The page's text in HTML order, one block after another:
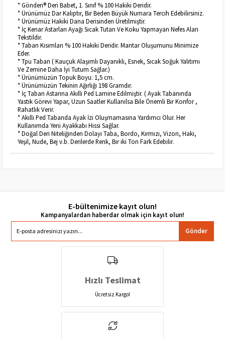
* Gönderi® Deri Babet, 1. Sınıf % 100 Hakiki Deridir.
* Ürünümüz Dar Kalıptır, Bir Beden Büyük Numara Tercih Edebilirsiniz.
* Ürünümüz Hakiki Dana Derisinden Üretilmiştir.
* İç Kenar Astarları Ayağı Sıcak Tutan Ve Koku Yapmayan Nefes Alan
Tekstildir.
* Taban Kısımları % 100 Hakiki Deridir. Mantar Oluşumunu Minimize
Eder.
* Tpu Taban ( Kauçuk Alaşımlı Dayanıklı, Esnek, Sıcak Soğuk Yalıtımı
Ve Zemine Daha İyi Tutum Sağlar.)
* Ürünümüzün Topuk Boyu: 1,5 cm.
* Ürünümüzün Tekinin Ağırlığı 198 Gramdır.
* İç Taban Astarına Akıllı Ped Lamine Edilmiştir. ( Ayak Tabanında
Yastık Görevi Yapar, Uzun Saatler Kullanılsa Bile Önemli Bir Konfor ,
Rahatlık Verir.
* Akıllı Ped Tabanda Ayak İzi Oluşmamasına Yardımcı Olur. Her
Kullanımda Yeni Ayakkabı Hissi Sağlar.
* Doğal Deri Niteliğinden Dolayı Taba, Bordo, Kırmızı, Vizon, Haki,
Yeşil, Nude, Bej v.b. Derilerde Renk, Bir iki Ton Fark Edebilir.
E-bültenimize kayıt olun!
Gönder
Hızlı Teslimat
Ücretsiz Kargo!